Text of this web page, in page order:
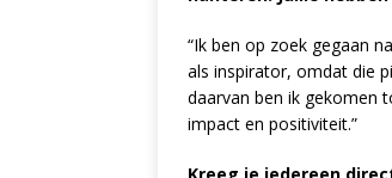
“Ik ben op zoek gegaan
als inspirator, omdat die
daarvan ben ik gekomen
impact en positiviteit.”